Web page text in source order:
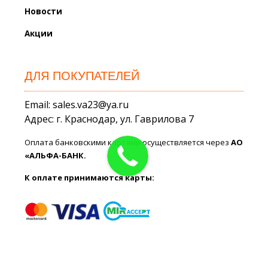
Новости
Акции
ДЛЯ ПОКУПАТЕЛЕЙ
Email: sales.va23@ya.ru
Адрес: г. Краснодар, ул. Гаврилова 7
Оплата банковскими картами осуществляется черезАО
«АЛЬФА-БАНК.
К оплате принимаются карты: